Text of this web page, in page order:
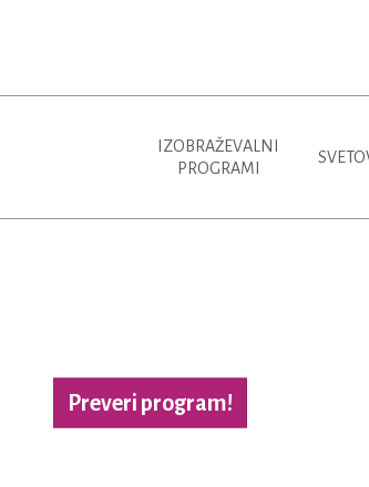
IZOBRAŽEVALNI
PROGRAMI
Preveri program!